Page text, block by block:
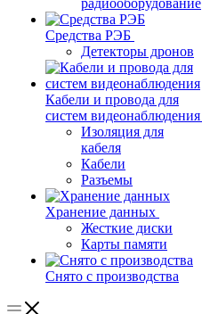
радиооборудование
Средства РЭБ
Детекторы дронов
Кабели и провода для
систем видеонаблюдения
Изоляция для
кабеля
Кабели
Разъемы
Хранение данных
Жесткие диски
Карты памяти
Снято с производства